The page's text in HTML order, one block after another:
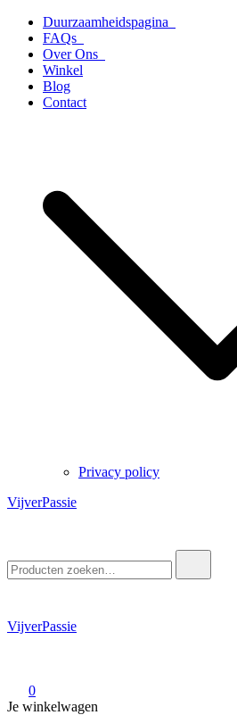
naar
inhoud
Duurzaamheidspagina
FAQs
Over Ons
Winkel
Blog
Contact
Privacy policy
VijverPassie
naar:
VijverPassie
0
Je winkelwagen